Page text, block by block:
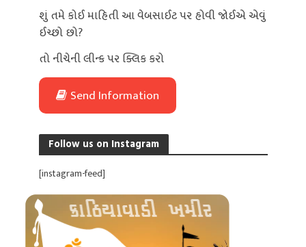
શું તમે કોઈ માહિતી આ વેબસાઈટ પર હોવી જોઈએ એવું
ઈચ્છો છો?
તો નીચેની લીન્ક પર ક્લિક કરો
Send Information
Follow us on Instagram
[instagram-feed]